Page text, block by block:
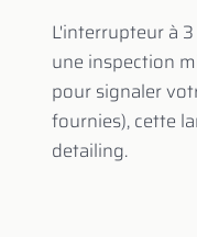
L'interrupteur à
une inspection
pour signaler
fournies), cette
detailing.